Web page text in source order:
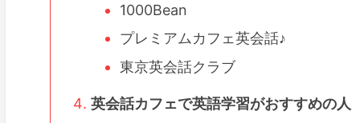
1000Bean
プレミアムカフェ英会話♪
東京英会話クラブ
英会話カフェで英語学習がおすすめの人